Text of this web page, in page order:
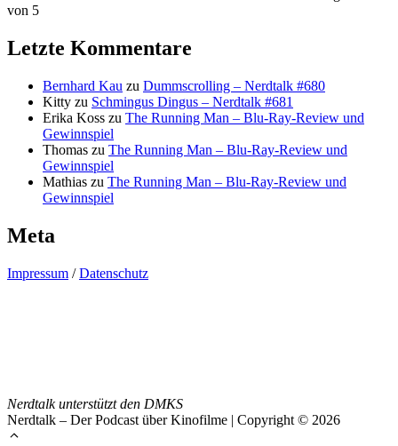
von 5
Letzte Kommentare
Bernhard Kau zu Dummscrolling – Nerdtalk #680
Kitty zu Schmingus Dingus – Nerdtalk #681
Erika Koss zu The Running Man – Blu-Ray-Review und
Gewinnspiel
Thomas zu The Running Man – Blu-Ray-Review und
Gewinnspiel
Mathias zu The Running Man – Blu-Ray-Review und
Gewinnspiel
Meta
Impressum /Datenschutz
Nerdtalk unterstützt den DMKS
Nerdtalk – Der Podcast über Kinofilme | Copyright © 2026